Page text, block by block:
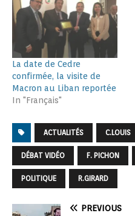
La date de Cedre
confirmée, la visite de
Macron au Liban reportée
In "Français"
ACTUALITÉS C.LOUIS
DÉBAT VIDÉO F. PICHON
POLITIQUE R.GIRARD
PREVIOUS